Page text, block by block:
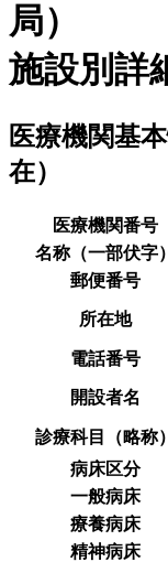
局）
施設別詳
医療機関基
在）
医療機関番号
名称（一部伏字）
郵便番号
所在地
電話番号
開設者名
診療科目（略称）
病床区分
一般病床
療養病床
精神病床